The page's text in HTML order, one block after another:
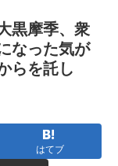
黒摩季、衆
なった気が
らを託し
はてブ